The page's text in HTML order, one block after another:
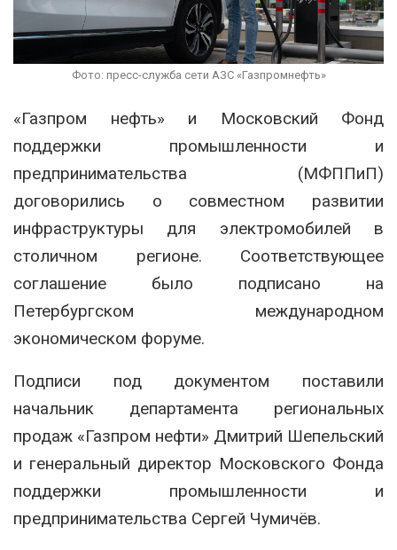
Фото: пресс-служба сети АЗС «Газпромнефть»
«Газпром нефть» и Московский Фонд
поддержки промышленности и
предпринимательства (МФППиП)
договорились о совместном развитии
инфраструктуры для электромобилей в
столичном регионе. Соответствующее
соглашение было подписано на
Петербургском международном
экономическом форуме.
Подписи под документом поставили
начальник департамента региональных
продаж «Газпром нефти» Дмитрий Шепельский
и генеральный директор Московского Фонда
поддержки промышленности и
предпринимательства Сергей Чумичёв.